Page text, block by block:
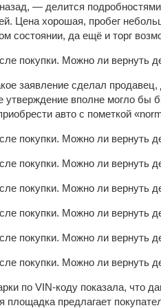
— делится
Цена хорошая, пробег
состоянии, да ещё и торг
заявление сделал продавец,
вполне могло бы
авто с пометкой
по VIN-коду показала, что
площадка предлагает